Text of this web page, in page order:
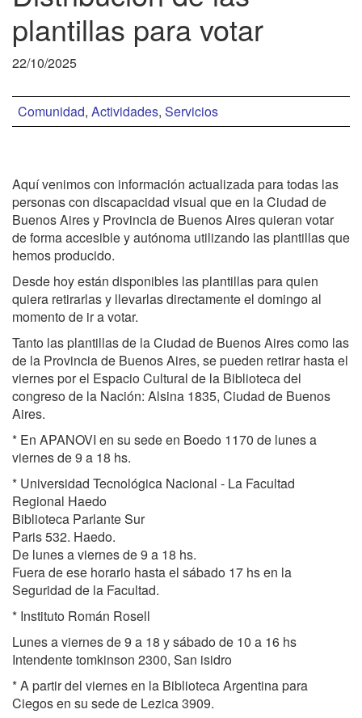
plantillas para votar
22/10/2025
Comunidad, Actividades, Servicios
Aquí venimos con información actualizada para todas las
personas con discapacidad visual que en la Ciudad de
Buenos Aires y Provincia de Buenos Aires quieran votar
de forma accesible y autónoma utilizando las plantillas que
hemos producido.
Desde hoy están disponibles las plantillas para quien
quiera retirarlas y llevarlas directamente el domingo al
momento de ir a votar.
Tanto las plantillas de la Ciudad de Buenos Aires como las
de la Provincia de Buenos Aires, se pueden retirar hasta el
viernes por el Espacio Cultural de la Biblioteca del
congreso de la Nación: Alsina 1835, Ciudad de Buenos
Aires.
* En APANOVI en su sede en Boedo 1170 de lunes a
viernes de 9 a 18 hs.
* Universidad Tecnológica Nacional - La Facultad
Regional Haedo
Biblioteca Parlante Sur
Paris 532. Haedo.
De lunes a viernes de 9 a 18 hs.
Fuera de ese horario hasta el sábado 17 hs en la
Seguridad de la Facultad.
* Instituto Román Rosell
Lunes a viernes de 9 a 18 y sábado de 10 a 16 hs
Intendente tomkinson 2300, San isidro
* A partir del viernes en la Biblioteca Argentina para
Ciegos en su sede de Lezica 3909.